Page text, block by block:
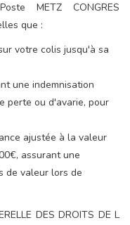
METZ CONGRES
que :
votre colis jusqu'à sa
une indemnisation
perte ou d'avarie, pour
ajustée à la valeur
assurant une
de valeur lors de
DES DROITS DE L